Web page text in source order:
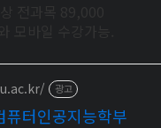
광고
퓨터인공지능학부